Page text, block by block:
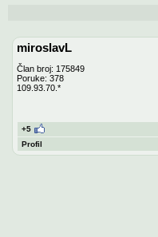
miroslavL
Član broj: 175849
Poruke: 378
109.93.70.*
+5
Profil